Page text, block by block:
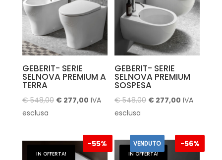
GEBERIT- SERIE
SELNOVA PREMIUM A
TERRA
€548,00 Il
era:
€ 548,00.
€277,00Il
è:
€ 277,00.
IVA
esclusa
GEBERIT- SERIE
SELNOVA PREMIUM
SOSPESA
€548,00 Il
era:
€ 548,00.
€ 277,00 Il
è:
€ 277,00.
IVA
esclusa
IN OFFERTA!
-55%
IN OFFERTA!
-56%
VENDUTO